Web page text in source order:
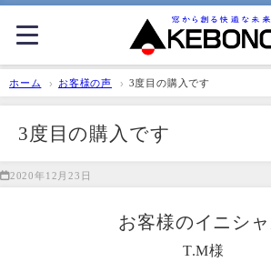
ホーム お客様の声 3度目の購入です
3度目の購入です
2020年12月23日
お客様のイニシ
T.M様